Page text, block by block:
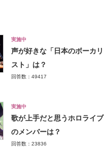
実施中
声が好きな「日本のボーカリ
スト」は？
回答数：49417
実施中
歌が上手だと思うホロライブ
のメンバーは？
回答数：23836